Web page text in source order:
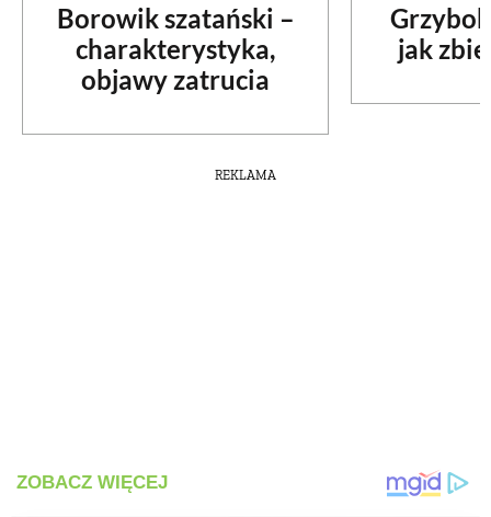
Borowik szatański –
charakterystyka,
objawy zatrucia
jak
REKLAMA